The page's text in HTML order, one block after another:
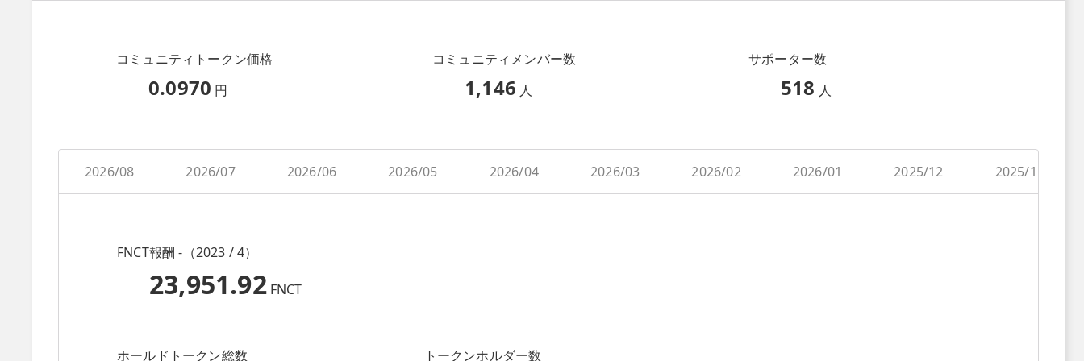
コミュニティトークン価格
0.0970 円
コミュニティメンバー数
1,146 人
サポーター数
518 人
2026/08 2026/07 2026/06 2026/05 2026/04 2026/03 2026/02 2026/01 2025/12 2025/11
FNCT報酬 -（2023 / 4）
23,951.92 FNCT
ホールドトークン総数 トークンホルダー数